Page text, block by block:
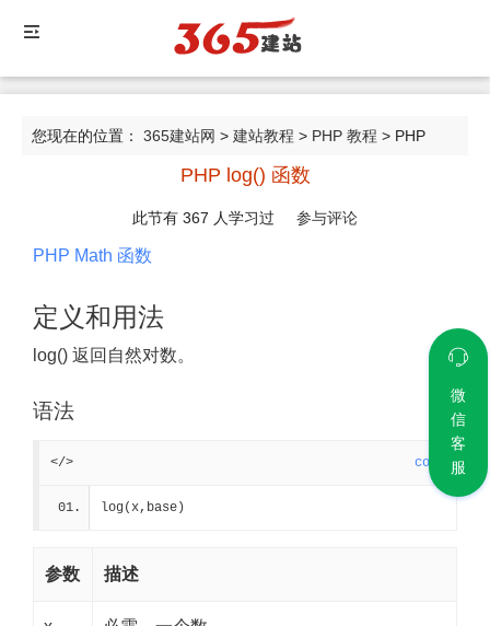
您现在的位置： 365建站网 > 建站教程 > PHP 教程 > PHP
PHP log() 函数
此节有 367 人学习过 参与评论
PHP Math 函数
定义和用法
log() 返回自然对数。
语法
</> code
log(x,base)
参数 描述
微
信
客
服